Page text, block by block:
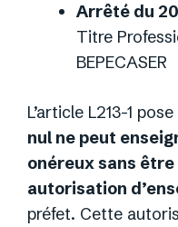
Arrêté du
Titre
BEPECASER
L’article L213-1
nul ne peut
onéreux sans
autorisation
préfet. Cette